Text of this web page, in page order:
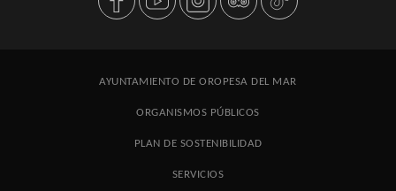
AYUNTAMIENTO DE OROPESA DEL MAR
ORGANISMOS PÚBLICOS
PLAN DE SOSTENIBILIDAD
SERVICIOS